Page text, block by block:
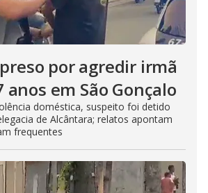
por agredir irmã
anos em São Gonçalo
doméstica, suspeito foi detido
de Alcântara; relatos apontam
frequentes